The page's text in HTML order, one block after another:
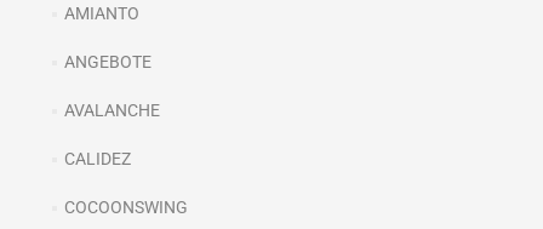
AMIANTO
ANGEBOTE
AVALANCHE
CALIDEZ
COCOONSWING